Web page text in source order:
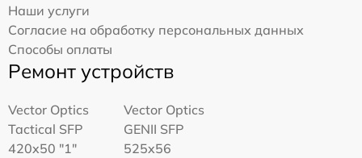
Наши услуги
Согласие на обработку персональных данных
Способы оплаты
Ремонт устройств
Vector Optics
Tactical SFP
420x50 "1"
Vector Optics
GENII SFP
525x56